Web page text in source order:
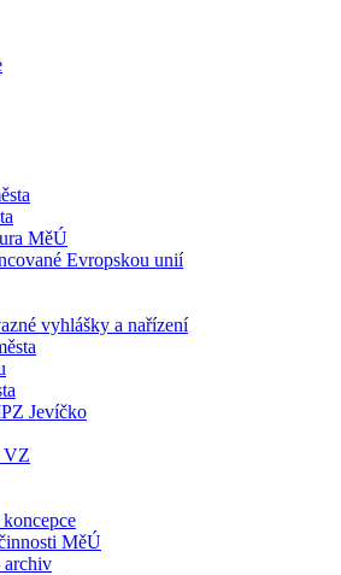
MěÚ
Evropskou unií
vyhlášky a nařízení
Jevíčko
VZ
MěÚ
archiv